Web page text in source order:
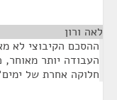
לאה ורון
ההסכם הקיבוצי לא
העבודה יותר
חלוקה אחרת של